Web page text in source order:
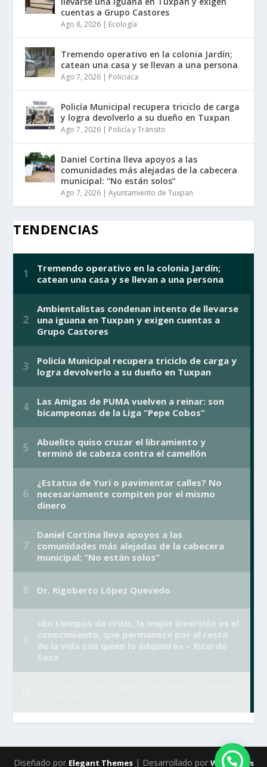
cuentas a Grupo Castores
Ago 8, 2026 | Ecología
Tremendo operativo en la colonia Jardín;
catean una casa y se llevan a una persona
Ago 7, 2026 | Policiaca
Policía Municipal recupera triciclo de carga
y logra devolverlo a su dueño en Tuxpan
Ago 7, 2026 | Policía y Tránsito
Daniel Cortina lleva apoyos a las
comunidades más alejadas de la cabecera
municipal: “No están solos”
Ago 7, 2026 |Ayuntamiento de Tuxpan
TENDENCIAS
Diseñado por Elegant Themes| Desarrollado por WordPress